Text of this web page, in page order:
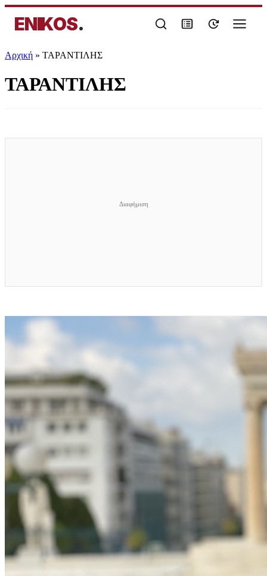
ENIKOS.
Αρχική » ΤΑΡΑΝΤΙΛΗΣ
ΤΑΡΑΝΤΙΛΗΣ